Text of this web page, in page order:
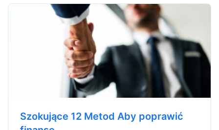
Szokujące 12 Metod Aby poprawić